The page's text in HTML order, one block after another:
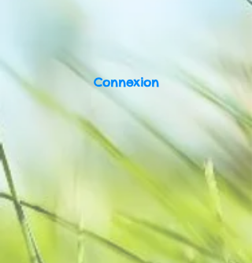
Connexion